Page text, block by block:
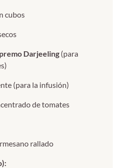
cubos
Darjeeling(para
(para la infusión)
de tomates
rallado